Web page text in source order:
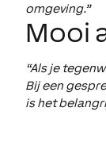
omgeving.”
Mooi
“Als je
Bij een
is het